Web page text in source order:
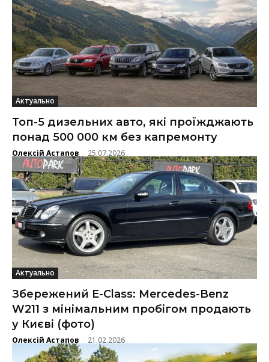
Актуально
Топ-5 дизельних авто, які проїжджають
понад 500 000 км без капремонту
Олексій Астапов - 25.07.2026
Актуально
Збережений E-Class: Mercedes-Benz
W211 з мінімальним пробігом продають
у Києві (фото)
Олексій Астапов - 21.02.2026